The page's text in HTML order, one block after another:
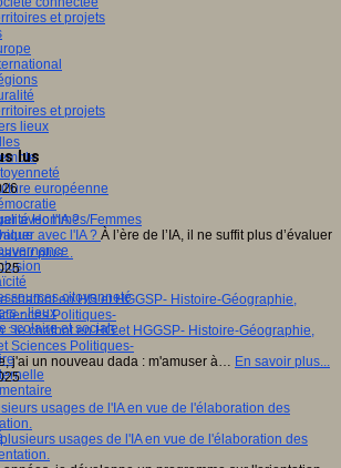
et projets
et projets
lieux
européenne
Hommes/Femmes
citoyenneté
- lieux
scolaire et sociale
lus
avec l'IA ?
À l’ère de l’IA, il ne suffit plus d’évaluer
plus...
chatbot en HG et HGGSP- Histoire-Géographie,
Politiques-
j'ai un nouveau dada : m'amuser à… En savoir plus...
usages de l'IA en vue de l'élaboration des